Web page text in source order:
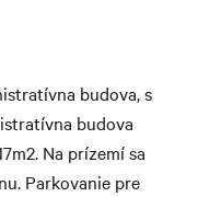
budova, s
budova
Na prízemí sa
Parkovanie pre